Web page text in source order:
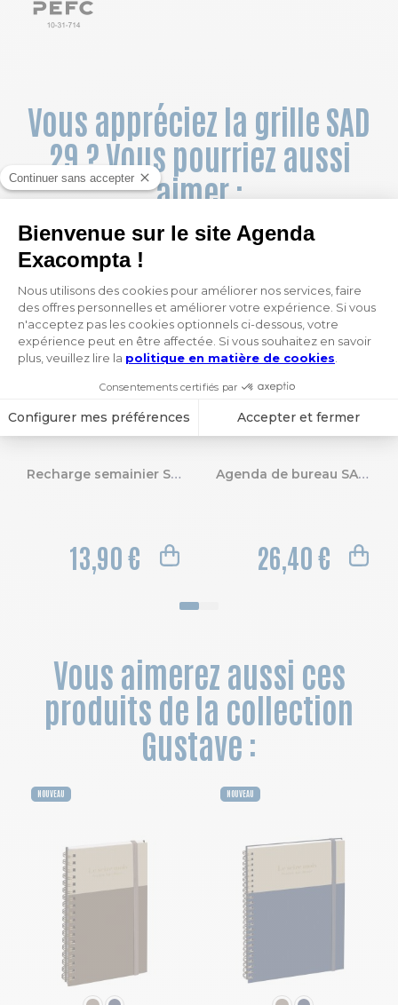
Vous appréciez la grille SAD
29 ? Vous pourriez aussi
aimer :
Recharge semainier SAD 29 21 x 29.7 cm Septembre 2026 à Décembre 2027-16 mois
13,90 €
Agenda de bureau SAD 29 Nil 21 x 29.7 cm Semainier Septembre 2026 à Décembre 2027 - 16 mois
26,40 €
Vous aimerez aussi ces
produits de la collection
Gustave :
NOUVEAU NOUVEAU